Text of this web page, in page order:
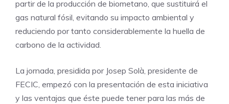
partir de la producción de biometano, que sustituirá el
gas natural fósil, evitando su impacto ambiental y
reduciendo por tanto considerablemente la huella de
carbono de la actividad.
La jornada, presidida por Josep Solà, presidente de
FECIC, empezó con la presentación de esta iniciativa
y las ventajas que éste puede tener para las más de